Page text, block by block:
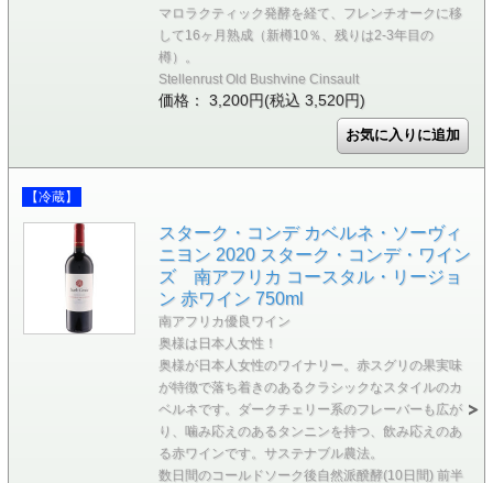
マロラクティック発酵を経て、フレンチオークに移
して16ヶ月熟成（新樽10％、残りは2-3年目の
樽）。
Stellenrust Old Bushvine Cinsault
価格： 3,200円(税込 3,520円)
【冷蔵】
スターク・コンデ カベルネ・ソーヴィ
ニヨン 2020 スターク・コンデ・ワイン
ズ 南アフリカ コースタル・リージョ
ン 赤ワイン 750ml
南アフリカ優良ワイン
奥様は日本人女性！
奥様が日本人女性のワイナリー。赤スグリの果実味
が特徴で落ち着きのあるクラシックなスタイルのカ
ベルネです。ダークチェリー系のフレーバーも広が
り、噛み応えのあるタンニンを持つ、飲み応えのあ
る赤ワインです。サステナブル農法。
数日間のコールドソーク後自然派醗酵(10日間) 前半